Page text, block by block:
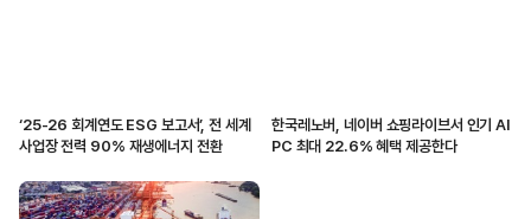
‘25-26 회계연도 ESG 보고서’, 전 세계
사업장 전력 90% 재생에너지 전환
한국레노버, 네이버 쇼핑라이브서 인기 AI
PC 최대 22.6% 혜택 제공한다